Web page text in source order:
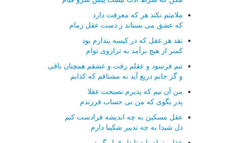
ملامتم نکند هر که معرفت دارد
که عشق می بستاند ز دست عقل زمام
نقد هر عقل که در کیسه پندارم بود
کمتر از هیچ برآمد به ترازوی توام
تنم فرسود و عقلم رفت و عشقم همچنان باقی
و گر جانم دریغ آید نه مشتاقم که کذابم
من آن نیم که پذیرم نصیحت عقلا
پدر بگوی که من بی حساب فرزندم
عقل مسکین به چه اندیشه فرادست کنم
دل شیدا به چه تدبیر شکیبا دارم